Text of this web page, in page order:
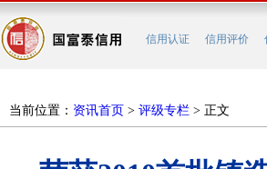
信用认证 信用评价
当前位置： 资讯首页 > 评级专栏 > 正文